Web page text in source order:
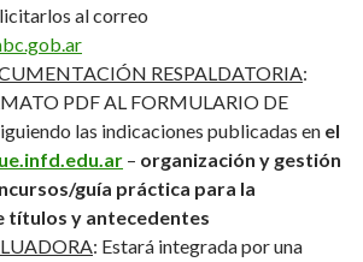
al correo
RESPALDATORIA:
PDF AL FORMULARIO DE
las indicaciones publicadas en el
– organización y gestión
guía práctica para la
títulos y antecedentes
: Estará integrada por una